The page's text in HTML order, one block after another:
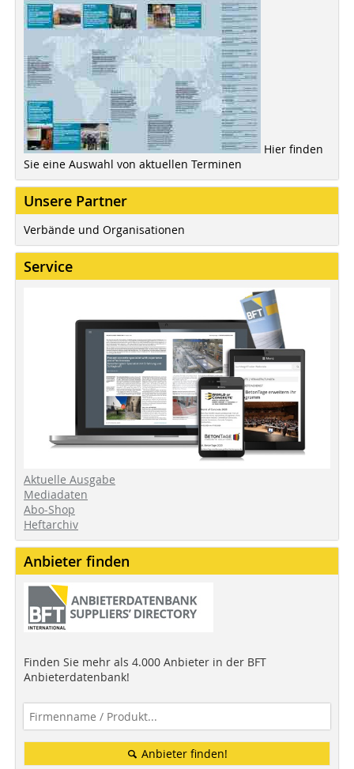
Hier finden
Sie eine Auswahl von aktuellen Terminen
Unsere Partner
Verbände und Organisationen
Service
Aktuelle Ausgabe
Mediadaten
Abo-Shop
Heftarchiv
Anbieter finden
Finden Sie mehr als 4.000 Anbieter in der BFT
Anbieterdatenbank!
Anbieter finden!